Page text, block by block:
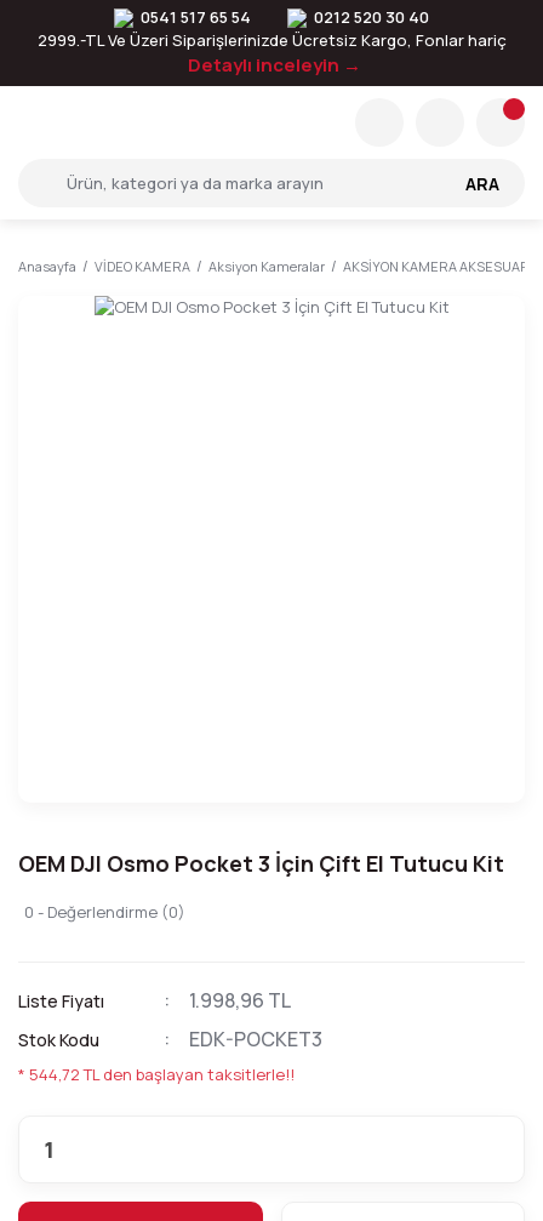
0541 517 65 54
0212 520 30 40
2999.-TL Ve Üzeri Siparişlerinizde Ücretsiz Kargo, Fonlar hariç
Detaylı inceleyin →
ARA
Anasayfa VİDEO KAMERA Aksiyon Kameralar AKSİYON KAMERA
OEM DJI Osmo Pocket 3 İçin Çift El Tutucu Kit
0 - Değerlendirme (0)
Liste Fiyatı 1.998,96 TL
Stok Kodu EDK-POCKET3
* 544,72 TL den başlayan taksitlerle!!